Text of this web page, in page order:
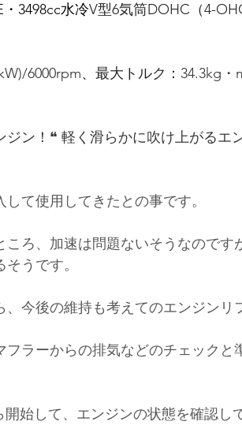
・3498cc水冷V型6気筒DOHC（4-
6000rpm、最大トルク： 34.3kg・
ジン！❝ 軽く滑らかに吹け上がるエ
て使用してきたとの事です。
ころ、加速は問題ないそうなので
うです。
今後の維持も考えてのエンジンリ
フラーからの排気などのチェックと
始して、エンジンの状態を確認し